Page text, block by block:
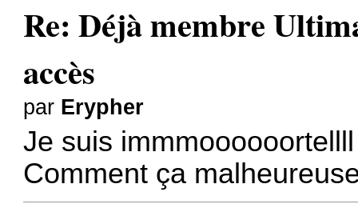
Re: Déjà membre
accès
par Erypher
Je suis
Comment ça